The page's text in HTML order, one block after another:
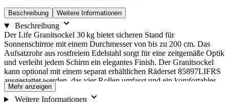
Beschreibung Weitere Informationen
Beschreibung
Der Life Granitsockel 30 kg bietet sicheren Stand für
Sonnenschirme mit einem Durchmesser von bis zu 200 cm. Das
Aufsatzrohr aus rostfreiem Edelstahl sorgt für eine zeitgemäße Optik
und verleiht jedem Schirm ein elegantes Finish. Der Granitsockel
kann optional mit einem separat erhältlichen Räderset 85897LIFRS
ausgestattet werden, das vier Rollen umfasst und ein komfortables
Hin- und Herschieben des Sockels ermöglicht. Hinweis: Da Granit
ein natürliches Material ist, können sich Struktur und Farbnuancen
Mehr anzeigen
Weitere Informationen